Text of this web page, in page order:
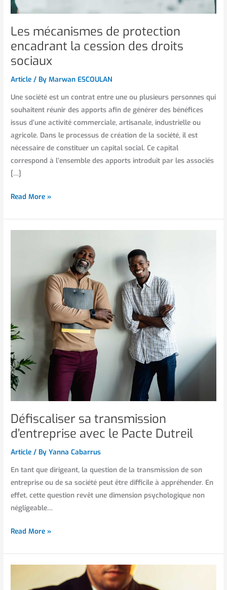
Les mécanismes de protection
encadrant la cession des droits
sociaux
Article / ByMarwan ESCOULAN
Une société est un contrat entre une ou plusieurs personnes qui
souhaitent réunir des apports afin de générer des bénéfices
issus d’une activité commerciale, artisanale, industrielle ou
agricole. Dans le processus de création de la société, il est
nécessaire de constituer un capital social. Ce capital
correspond à l’ensemble des apports introduit par les associés
[…]
Read More »
Défiscaliser sa transmission
d’entreprise avec le Pacte Dutreil
Article / ByYanna Cabarrus
En tant que dirigeant, la question de la transmission de son
entreprise ou de sa société peut être difficile à appréhender. En
effet, cette question revêt une dimension psychologique non
négligeable…
d’entreprise
avec
Dutreil
Read More »